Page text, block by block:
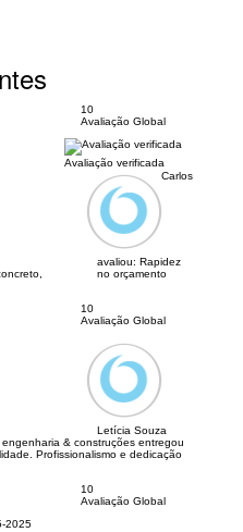
10
Avaliação Global
Avaliação verificada
Carlos
avaliou: Rapidez
no orçamento
10
Avaliação Global
Letícia Souza
& construções entregou
Profissionalismo e dedicação
10
Avaliação Global
2025